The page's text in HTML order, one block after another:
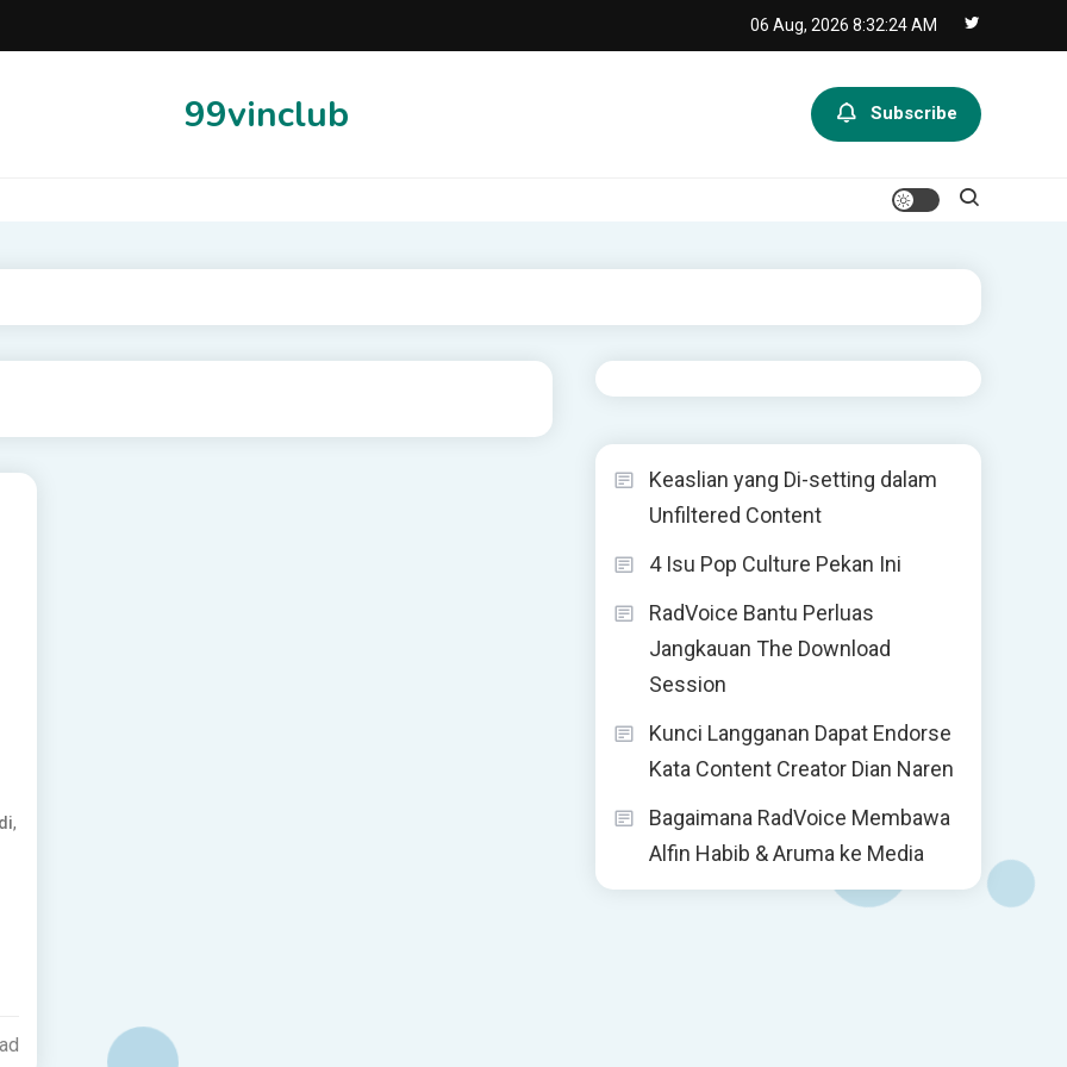
06 Aug, 2026 8:32:24 AM
99vinclub Subscribe
,
Keaslian yang Di-setting dalam
Unfiltered Content
4 Isu Pop Culture Pekan Ini
RadVoice Bantu Perluas
Jangkauan The Download
Session
Kunci Langganan Dapat Endorse
Kata Content Creator Dian Naren
Bagaimana RadVoice Membawa
Alfin Habib & Aruma ke Media